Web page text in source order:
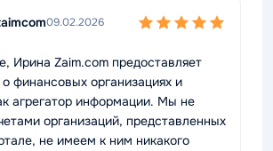
09.02.2026
Ирина Zaim.com предоставляет
финансовых организациях и
агрегатор информации. Мы не
организаций, представленных
не имеем к ним никакого